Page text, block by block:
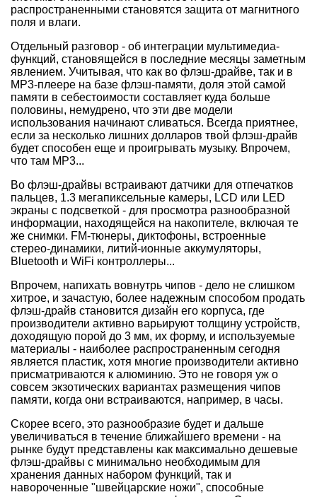
распространенными становятся защита от магнитного
поля и влаги.
Отдельный разговор - об интеграции мультимедиа-
функций, становящейся в последние месяцы заметным
явлением. Учитывая, что как во флэш-драйве, так и в
МР3-плеере на базе флэш-памяти, доля этой самой
памяти в себестоимости составляет куда больше
половины, немудрено, что эти две модели
использования начинают сливаться. Всегда приятнее,
если за несколько лишних долларов твой флэш-драйв
будет способен еще и проигрывать музыку. Впрочем,
что там МР3...
Во флэш-драйвы встраивают датчики для отпечатков
пальцев, 1.3 мегапиксельные камеры, LCD или LED
экраны с подсветкой - для просмотра разнообразной
информации, находящейся на накопителе, включая те
же снимки. FM-тюнеры, диктофоны, встроенные
стерео-динамики, литий-ионные аккумуляторы,
Bluetooth и WiFi контроллеры...
Впрочем, напихать вовнутрь чипов - дело не слишком
хитрое, и зачастую, более надежным способом продать
флэш-драйв становится дизайн его корпуса, где
производители активно варьируют толщину устройств,
доходящую порой до 3 мм, их форму, и используемые
материалы - наиболее распространенным сегодня
является пластик, хотя многие производители активно
присматриваются к алюминию. Это не говоря уж о
совсем экзотических вариантах размещения чипов
памяти, когда они встраиваются, например, в часы.
Скорее всего, это разнообразие будет и дальше
увеличиваться в течение ближайшего времени - на
рынке будут представлены как максимально дешевые
флэш-драйвы с минимально необходимым для
хранения данных набором функций, так и
навороченные "швейцарские ножи", способные